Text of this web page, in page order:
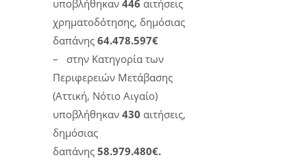
υποβλήθηκαν 446 αιτήσεις
χρηματοδότησης, δημόσιας
δαπάνης 64.478.597€
– στην Κατηγορία των
Περιφερειών Μετάβασης
(Αττική, Νότιο Αιγαίο)
υποβλήθηκαν 430 αιτήσεις,
δημόσιας
δαπάνης 58.979.480€.